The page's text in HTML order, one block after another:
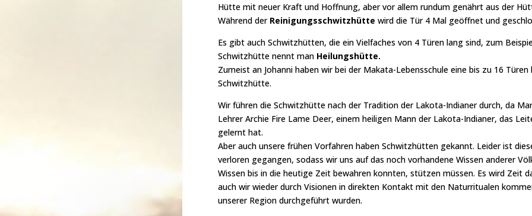
Hütte mit neuer Kraft und Hoffnung, aber vor allem rundum genährt aus der
Während der Reinigungsschwitzhütte wird die Tür 4 Mal geöffnet und
Es gibt auch Schwitzhütten, die ein Vielfaches von 4 Türen lang sind, zum
Schwitzhütte nennt man Heilungshütte.
Zumeist an Johanni haben wir bei der Makata-Lebensschule eine bis zu 16 Türen
Schwitzhütte.
Wir führen die Schwitzhütte nach der Tradition der Lakota-Indianer durch, da
Lehrer Archie Fire Lame Deer, einem heiligen Mann der Lakota-Indianer, das
gelernt hat.
Aber auch unsere frühen Vorfahren haben Schwitzhütten gekannt. Leider ist
verloren gegangen, sodass wir uns auf das noch vorhandene Wissen anderer
Wissen bis in die heutige Zeit bewahren konnten, stützen müssen. Es wird Zeit
auch wir wieder durch Visionen in direkten Kontakt mit den Naturritualen
unserer Region durchgeführt wurden.